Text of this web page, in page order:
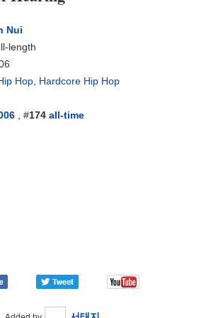
Nui
length
Hop Hardcore Hip Hop
, #174 all-time